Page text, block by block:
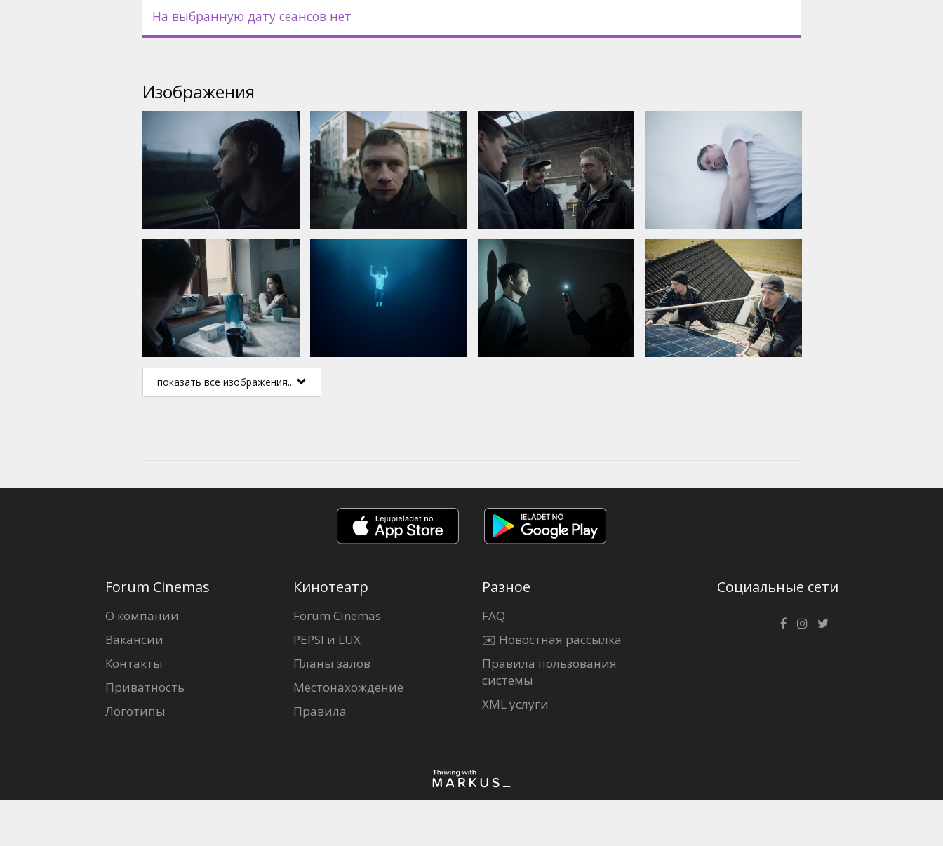
На выбранную дату сеансов нет
Изображения
показать все изображения...
Forum Cinemas
О компании
Вакансии
Контакты
Приватность
Логотипы
Кинотеатр
Forum Cinemas
PEPSI и LUX
Планы залов
Местонахождение
Правила
Разное
FAQ
✉️ Новостная рассылка
Правила пользования
системы
XML услуги
Социальные сети